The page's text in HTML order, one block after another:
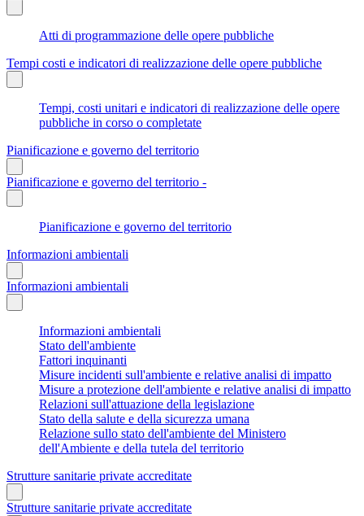
Atti di programmazione delle opere pubbliche
Tempi costi e indicatori di realizzazione delle opere pubbliche
Tempi, costi unitari e indicatori di realizzazione delle opere
pubbliche in corso o completate
Pianificazione e governo del territorio
Pianificazione e governo del territorio -
Pianificazione e governo del territorio
Informazioni ambientali
Informazioni ambientali
Informazioni ambientali
Stato dell'ambiente
Fattori inquinanti
Misure incidenti sull'ambiente e relative analisi di impatto
Misure a protezione dell'ambiente e relative analisi di impatto
Relazioni sull'attuazione della legislazione
Stato della salute e della sicurezza umana
Relazione sullo stato dell'ambiente del Ministero
dell'Ambiente e della tutela del territorio
Strutture sanitarie private accreditate
Strutture sanitarie private accreditate